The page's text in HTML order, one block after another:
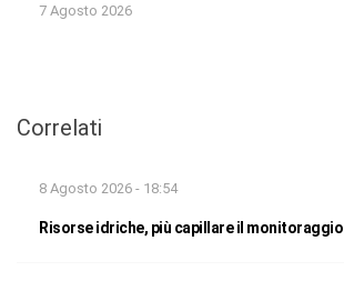
7 Agosto 2026
Correlati
8 Agosto 2026 - 18:54
Risorse idriche, più capillare il monitoraggio